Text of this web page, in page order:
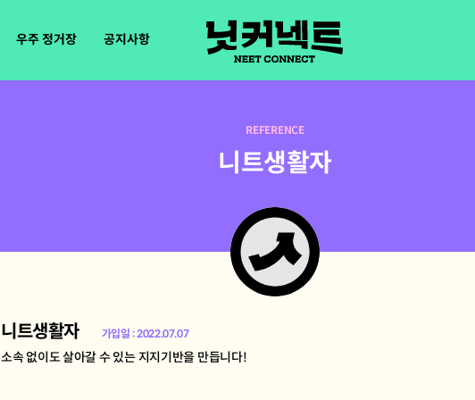
우주 정거장 공지사항
REFERENCE
니트생활자
니트생활자 가입일 : 2022.07.07
소속 없이도 살아갈 수 있는 지지기반을 만듭니다!